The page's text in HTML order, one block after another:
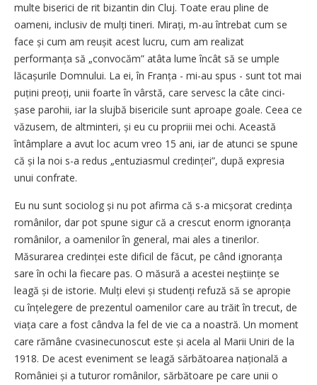
multe biserici de rit bizantin din Cluj. Toate erau pline de
oameni, inclusiv de mulți tineri. Mirați, m-au întrebat cum se
face și cum am reușit acest lucru, cum am realizat
performanța să „convocăm” atâta lume încât să se umple
lăcașurile Domnului. La ei, în Franța - mi-au spus - sunt tot mai
puțini preoți, unii foarte în vârstă, care servesc la câte cinci-
șase parohii, iar la slujbă bisericile sunt aproape goale. Ceea ce
văzusem, de altminteri, și eu cu propriii mei ochi. Această
întâmplare a avut loc acum vreo 15 ani, iar de atunci se spune
că și la noi s-a redus „entuziasmul credinței”, după expresia
unui confrate.
Eu nu sunt sociolog și nu pot afirma că s-a micșorat credința
românilor, dar pot spune sigur că a crescut enorm ignoranța
românilor, a oamenilor în general, mai ales a tinerilor.
Măsurarea credinței este dificil de făcut, pe când ignoranța
sare în ochi la fiecare pas. O măsură a acestei neștiințe se
leagă și de istorie. Mulți elevi și studenți refuză să se apropie
cu înțelegere de prezentul oamenilor care au trăit în trecut, de
viața care a fost când­va la fel de vie ca a noastră. Un moment
care rămâne cvasinecunoscut este și acela al Marii Uniri de la
1918. De acest eveniment se leagă sărbătoarea națională a
României și a tuturor românilor, sărbătoare pe care unii o